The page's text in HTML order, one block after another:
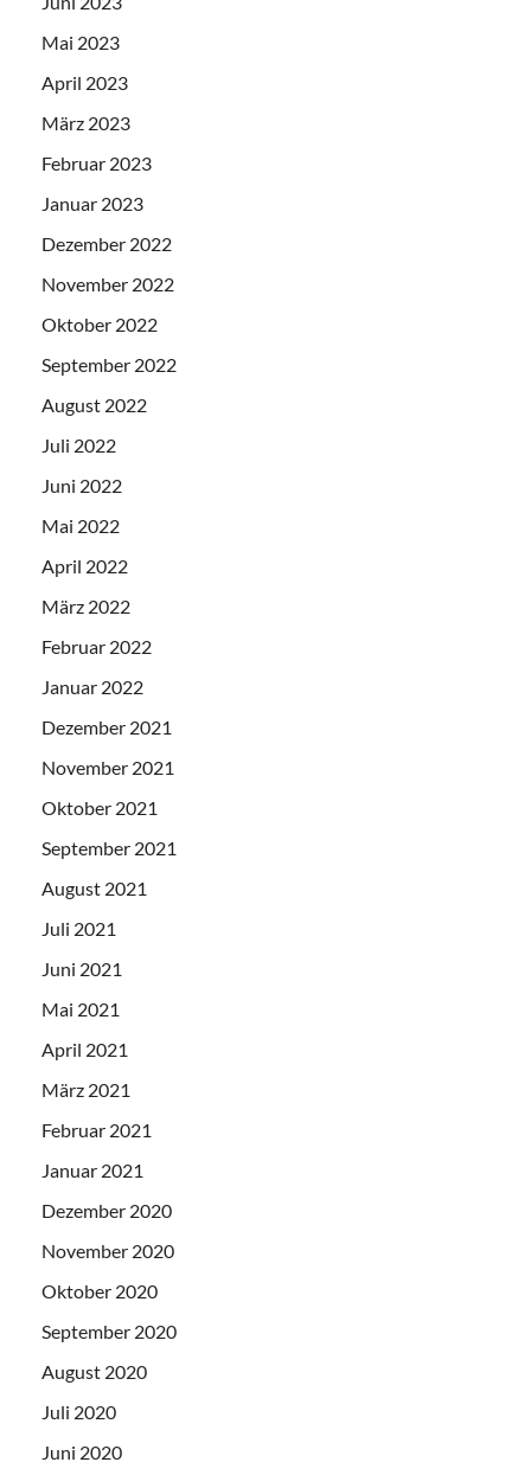
Mai 2023
April 2023
März 2023
Februar 2023
Januar 2023
Dezember 2022
November 2022
Oktober 2022
September 2022
August 2022
Juli 2022
Juni 2022
Mai 2022
April 2022
März 2022
Februar 2022
Januar 2022
Dezember 2021
November 2021
Oktober 2021
September 2021
August 2021
Juli 2021
Juni 2021
Mai 2021
April 2021
März 2021
Februar 2021
Januar 2021
Dezember 2020
November 2020
Oktober 2020
September 2020
August 2020
Juli 2020
Juni 2020